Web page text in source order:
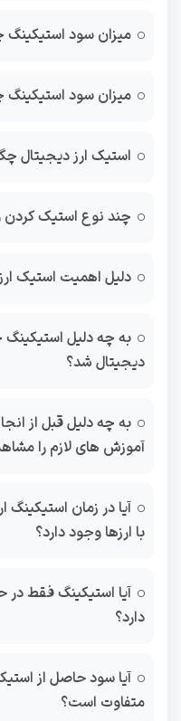
میزان سود
میزان سود
استیک ارز دیجیتال
چند نوع استیک کردن
دلیل اهمیت استیک
به چه دلیل استیکینگ
دیجیتال شد؟
به چه دلیل قبل از
آموزش های لازم را
آیا در زمان استیکینگ
با ارزها وجود دارد؟
آیا استیکینگ فقط در
دارد؟
آیا سود حاصل از
متفاوت است؟